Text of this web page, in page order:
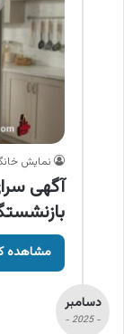
نمایش
آگهی
مشاهده
دسامبر
- 2025 -